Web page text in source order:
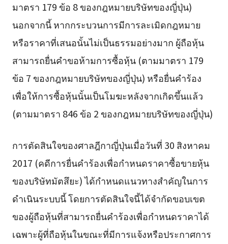
มาตรา 179 ข้อ 8 ของกฎหมายบริษัทของญี่ปุ่น)
นอกจากนี้ หากกระบวนการมีการละเมิดกฎหมาย
หรือราคาที่เสนอนั้นไม่เป็นธรรมอย่างมาก ผู้ถือหุ้น
สามารถยื่นคำขอห้ามการซื้อหุ้น (ตามมาตรา 179
ข้อ 7 ของกฎหมายบริษัทของญี่ปุ่น) หรือยื่นคำร้อง
เพื่อให้การซื้อหุ้นนั้นเป็นโมฆะหลังจากเกิดขึ้นแล้ว
(ตามมาตรา 846 ข้อ 2 ของกฎหมายบริษัทของญี่ปุ่น)
การตัดสินใจของศาลฎีกาญี่ปุ่นเมื่อวันที่ 30 สิงหาคม
2017 (คดีการยื่นคำร้องเพื่อกำหนดราคาซื้อขายหุ้น
ของบริษัทมัตสึยะ) ได้กำหนดแนวทางสำคัญในการ
ดำเนินระบบนี้ โดยการตัดสินใจนี้ได้จำกัดขอบเขต
ของผู้ถือหุ้นที่สามารถยื่นคำร้องเพื่อกำหนดราคาได้
เฉพาะผู้ที่ถือหุ้นในขณะที่มีการแจ้งหรือประกาศการ